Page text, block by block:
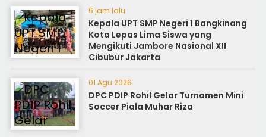
6 jam lalu
Kepala UPT SMP Negeri 1 Bangkinang
Kota Lepas Lima Siswa yang
Mengikuti Jambore Nasional XII
Cibubur Jakarta
01 Agu 2026
DPC PDIP Rohil Gelar Turnamen Mini
Soccer Piala Muhar Riza